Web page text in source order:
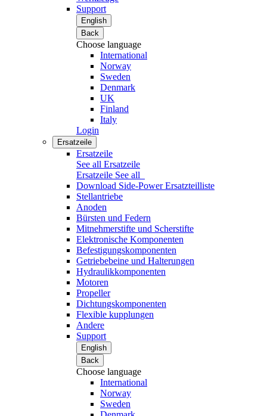
Support
English
Back
Choose language
International
Norway
Sweden
Denmark
UK
Finland
Italy
Login
Ersatzeile
Ersatzeile
See all Ersatzeile
Ersatzeile See all
Download Side-Power Ersatzteilliste
Stellantriebe
Anoden
Bürsten und Federn
Mitnehmerstifte und Scherstifte
Elektronische Komponenten
Befestigungskomponenten
Getriebebeine und Halterungen
Hydraulikkomponenten
Motoren
Propeller
Dichtungskomponenten
Flexible kupplungen
Andere
Support
English
Back
Choose language
International
Norway
Sweden